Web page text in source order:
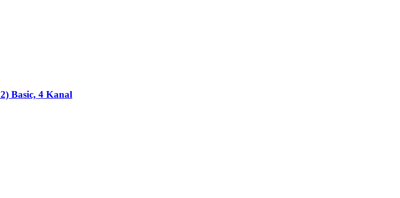
Basic, 4 Kanal